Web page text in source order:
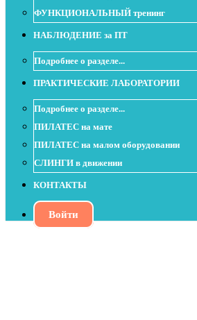
ФУНКЦИОНАЛЬНЫЙ тренинг
НАБЛЮДЕНИЕ за ПТ
Подробнее о разделе...
ПРАКТИЧЕСКИЕ ЛАБОРАТОРИИ
Подробнее о разделе...
ПИЛАТЕС на мате
ПИЛАТЕС на малом оборудовании
СЛИНГИ в движении
КОНТАКТЫ
Войти